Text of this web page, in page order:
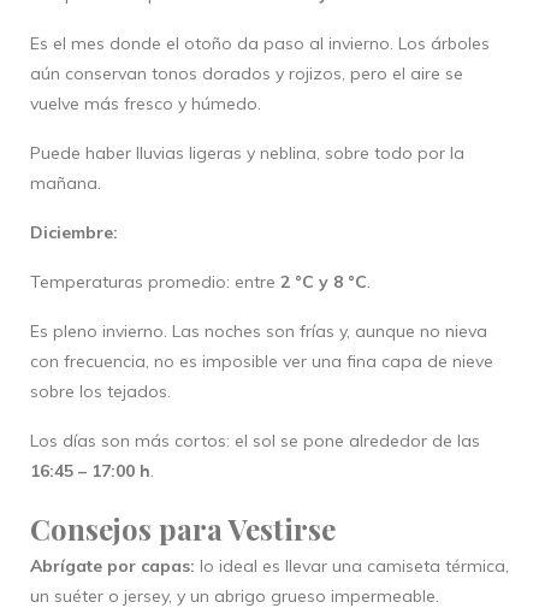
Es el mes donde el otoño da paso al invierno. Los árboles
aún conservan tonos dorados y rojizos, pero el aire se
vuelve más fresco y húmedo.
Puede haber lluvias ligeras y neblina, sobre todo por la
mañana.
Diciembre:
Temperaturas promedio: entre 2 °C y 8 °C.
Es pleno invierno. Las noches son frías y, aunque no nieva
con frecuencia, no es imposible ver una fina capa de nieve
sobre los tejados.
Los días son más cortos: el sol se pone alrededor de las
16:45 – 17:00 h.
Consejos para Vestirse
Abrígate por capas: lo ideal es llevar una camiseta térmica,
un suéter o jersey, y un abrigo grueso impermeable.